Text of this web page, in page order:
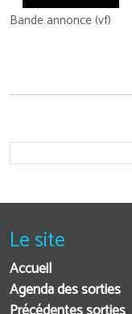
Bande annonce (vf)
Le site
Accueil
Agenda des sorties